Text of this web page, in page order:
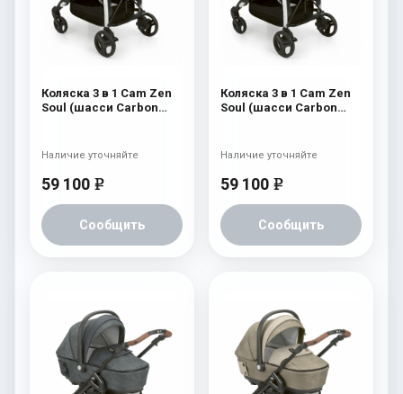
Коляска 3 в 1 Cam Zen
Soul (шасси Carbon
59 100 e
Сообщить
Наличие уточняйте
Коляска 3 в 1 Cam Zen
Soul (шасси Carbon
59 100 e
Сообщить
Наличие уточняйте